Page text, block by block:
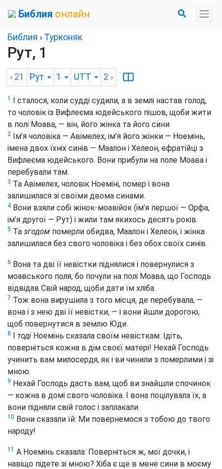
Библия онлайн
Библия › Турконяк
Рут, 1
‹ 21 Рут 1 UTT 2 ›
1
І сталося, коли судді судили, а в землі настав голод,
то чоловік із Вифлеєма юдейського пішов, щоби жити
в полі Моава, — він, його жінка та його сини.
2
Ім’я чоловіка — Авімелех, ім’я його жінки — Ноемінь,
імена двох їхніх синів — Маалон і Хелеон, ефратійці з
Вифлеєма юдейського. Вони прибули на поле Моава і
перебували там.
3 Та Авімелех, чоловік Ноеміні, помер і вона
залишилася зі своїми двома синами.
4Вони взяли собі жінок-моавійок (ім’я першої — Орфа,
ім’я другої — Рут) і жили там якихось десять років.
5 Та згодом померли обидва, Маалон і Хелеон, і жінка
залишилася без свого чоловіка і без обох своїх синів.
6 Вона та дві її невістки піднялися і повернулися з
моавського поля, бо почули на полі Моава, що Господь
відвідав Свій народ, щоби дати їм хліба.
7 Тож вона вирушила з того місця, де перебувала, —
вона і з нею дві її невістки, — і вони йшли дорогою,
щоб повернутися в землю Юди.
8 І тоді Ноемінь сказала своїм невісткам: Ідіть,
поверніться кожна в дім своєї матері! Нехай Господь
учинить вам милосердя, як і ви чинили з померлими і зі
мною.
9 Нехай Господь дасть вам, щоб ви знайшли спочинок
— кожна в домі свого чоловіка. І вона поцілувала їх, а
вони підняли свій голос і заплакали.
10 Вони сказали їй: Ми повернемося з тобою до твого
народу!
11 А Ноемінь сказала: Поверніться ж, мої дочки, і
навіщо підете зі мною? Хіба є ще в мене сини в моєму